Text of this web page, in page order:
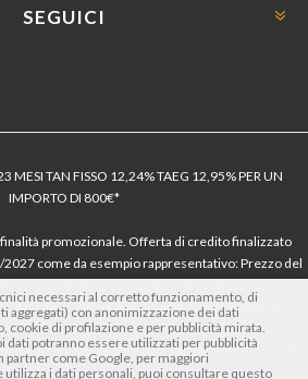
SEGUICI
MESI TAN FISSO 12,24% TAEG 12,95% PER UN
IMPORTO DI 800€*
promozionale. Offerta di credito finalizzato
come da esempio rappresentativo: Prezzo del
del credito € 800. Importo totale dovuto dal
media della prima rata a 90 giorni. Al fine di gestire
e di conoscere eventuali altre offerte disponibili,
sottoscrivere il contratto, di prendere visione di
necessari al corretto funzionamento, di
aggregati) con anonimizzazione dei dati
cookie di profilazione e per pubblicità mirata.
dati potranno essere utilizzati per pubblicità
partner come Google, per maggiori
i dati personali, puoi consultare questo